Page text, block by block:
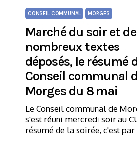
CONSEIL COMMUNAL MORGES
Marché du soir et de
nombreux textes
déposés, le résumé
Conseil communal
Morges du 8 mai
Le Conseil communal de
s'est réuni mercredi soir au
résumé de la soirée, c'est